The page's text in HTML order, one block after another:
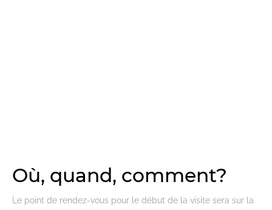
Où, quand, comment?
Le point de rendez-vous pour le début de la visite sera sur la